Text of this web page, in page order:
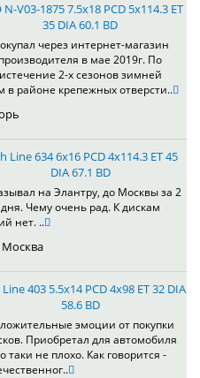
N-V03-1875 7.5x18 PCD 5x114.3 ET
35 DIA 60.1 BD
через интернет-магазин
производителя в мае 2019г. По
истечение 2-х сезонов зимней
в районе крепежных отверсти..
Line 634 6x16 PCD 4x114.3 ET 45
DIA 67.1 BD
на Элантру, до Москвы за 2
дня. Чему очень рад. К дискам
нет. ..
403 5.5x14 PCD 4x98 ET 32 DIA
58.6 BD
эмоции от покупки
Приобретал для автомобиля
таки не плохо. Как говорится -